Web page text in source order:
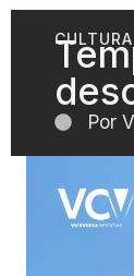
Por